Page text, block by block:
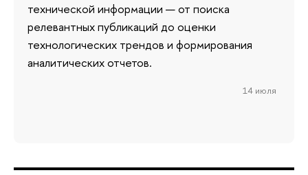
технической информации — от поиска
релевантных публикаций до оценки
технологических трендов и формирования
аналитических отчетов.
14 июля